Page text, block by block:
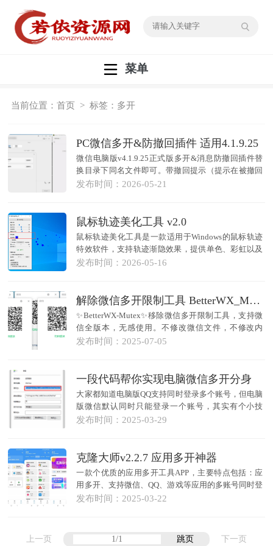
菜单
当前位置：首页 > 标签：多开
PC微信多开&防撤回插件 适用4.1.9.25
微信电脑版v4.1.9.25正式版多开&消息防撤回插件替
换目录下同名文件即可。带撤回提示（提示在被撤回
消息下方），不带撤回编辑，支持多开，已禁更...
发布时间： 2026-05-21
鼠标轨迹美化工具 v2.0
鼠标轨迹美化工具是一款适用于Windows的鼠标轨迹
特效软件，支持轨迹渐隐效果，提供单色、彩虹以及
自定义图片等多种显示模式。可设置全局快捷键一
发布时间： 2026-05-16
解除微信多开限制工具 BetterWX_Mutex 1.0.0
✨BetterWX-Mutex✨移除微信多开限制工具，支持微
信全版本，无感使用。不修改微信文件，不修改内
存，理论上不会触发微信安全机制。使用ru...
发布时间： 2025-07-05
一段代码帮你实现电脑微信多开分身
大家都知道电脑版QQ支持同时登录多个账号，但电脑
版微信默认同时只能登录一个账号，其实有个小技
巧，不用安装任何软件，就能实现微信多开。我们首
发布时间： 2025-03-29
克隆大师v2.2.7 应用多开神器
一款个优质的应用多开工具APP，主要特点包括：应
用多开、支持微信、QQ、游戏等应用的多账号同时登
录。提供独立的运行环境，确保各账号数据隔离。并
发布时间： 2025-03-22
上一页 跳页 下一页